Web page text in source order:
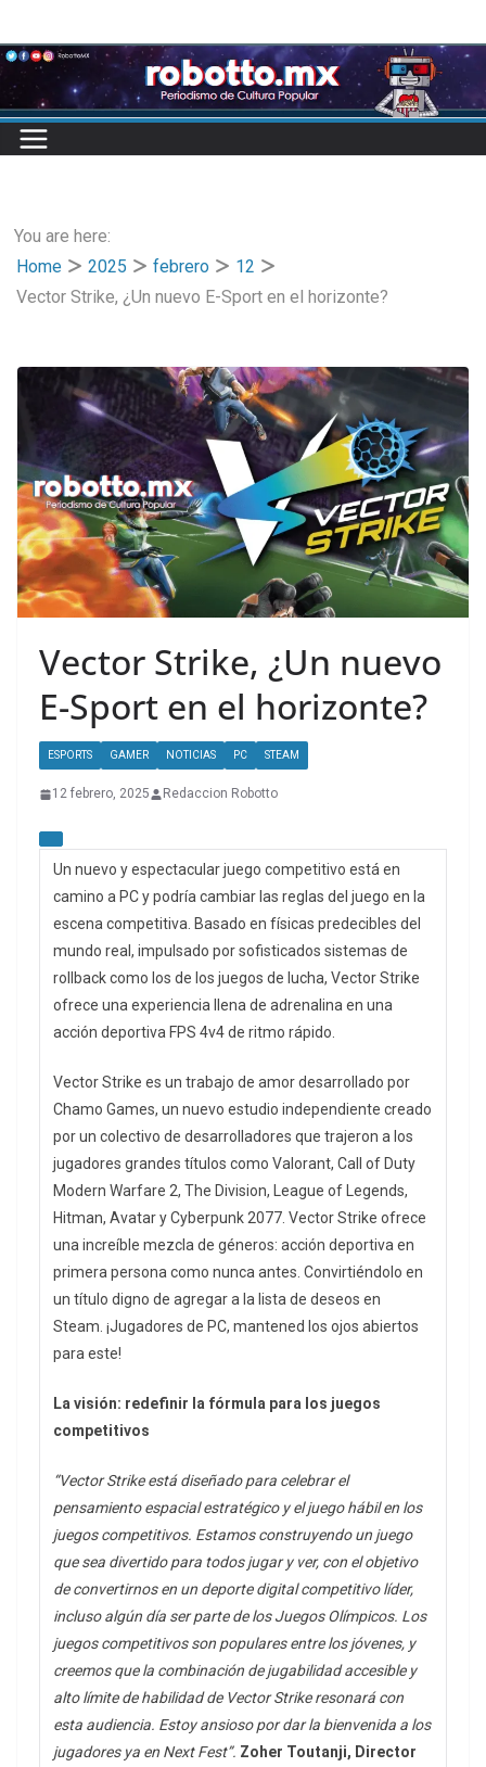
to
content
You are here:
Home
2025 febrero
12
Vector Strike, ¿Un nuevo E-Sport en el horizonte?
Vector Strike, ¿Un nuevo
E-Sport en el horizonte?
ESPORTS GAMER NOTICIAS PC STEAM
12 febrero, 2025 Redaccion Robotto
Un nuevo y espectacular juego competitivo está en
camino a PC y podría cambiar las reglas del juego en la
escena competitiva. Basado en físicas predecibles del
mundo real, impulsado por sofisticados sistemas de
rollback como los de los juegos de lucha, Vector Strike
ofrece una experiencia llena de adrenalina en una
acción deportiva FPS 4v4 de ritmo rápido.
Vector Strike es un trabajo de amor desarrollado por
Chamo Games, un nuevo estudio independiente creado
por un colectivo de desarrolladores que trajeron a los
jugadores grandes títulos como Valorant, Call of Duty
Modern Warfare 2, The Division, League of Legends,
Hitman, Avatar y Cyberpunk 2077. Vector Strike ofrece
una increíble mezcla de géneros: acción deportiva en
primera persona como nunca antes. Convirtiéndolo en
un título digno de agregar a la lista de deseos en
Steam. ¡Jugadores de PC, mantened los ojos abiertos
para este!
La visión: redefinir la fórmula para los juegos
competitivos
“Vector Strike está diseñado para celebrar el
pensamiento espacial estratégico y el juego hábil en los
juegos competitivos. Estamos construyendo un juego
que sea divertido para todos jugar y ver, con el objetivo
de convertirnos en un deporte digital competitivo líder,
incluso algún día ser parte de los Juegos Olímpicos. Los
juegos competitivos son populares entre los jóvenes, y
creemos que la combinación de jugabilidad accesible y
alto límite de habilidad de Vector Strike resonará con
esta audiencia. Estoy ansioso por dar la bienvenida a los
jugadores ya en Next Fest”. Zoher Toutanji, Director